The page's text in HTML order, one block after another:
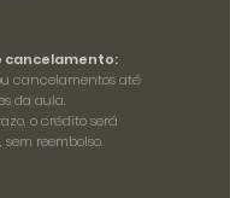
cancelamento:
cancelamentos até
da aula.
o crédito será
reembolso.